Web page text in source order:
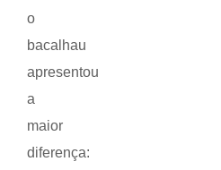
o
bacalhau
apresentou
a
maior
diferença: